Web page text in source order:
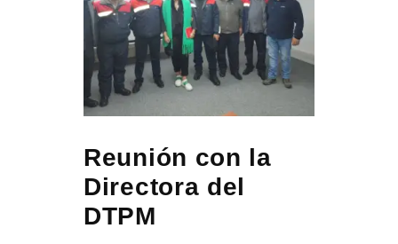
Reunión con la
Directora del
DTPM